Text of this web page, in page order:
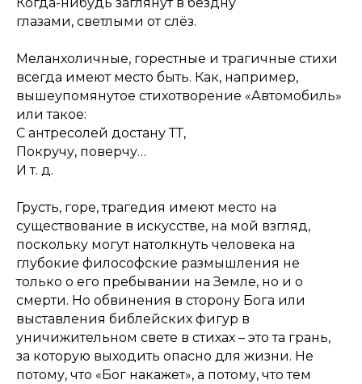
глазами, светлыми от слёз.
Меланхоличные, горестные и трагичные стихи
всегда имеют место быть. Как, например,
вышеупомянутое стихотворение «Автомобиль»
или такое:
С антресолей достану ТТ,
Покручу, поверчу…
И т. д.
Грусть, горе, трагедия имеют место на
существование в искусстве, на мой взгляд,
поскольку могут натолкнуть человека на
глубокие философские размышления не
только о его пребывании на Земле, но и о
смерти. Но обвинения в сторону Бога или
выставления библейских фигур в
уничижительном свете в стихах – это та грань,
за которую выходить опасно для жизни. Не
потому, что «Бог накажет», а потому, что тем